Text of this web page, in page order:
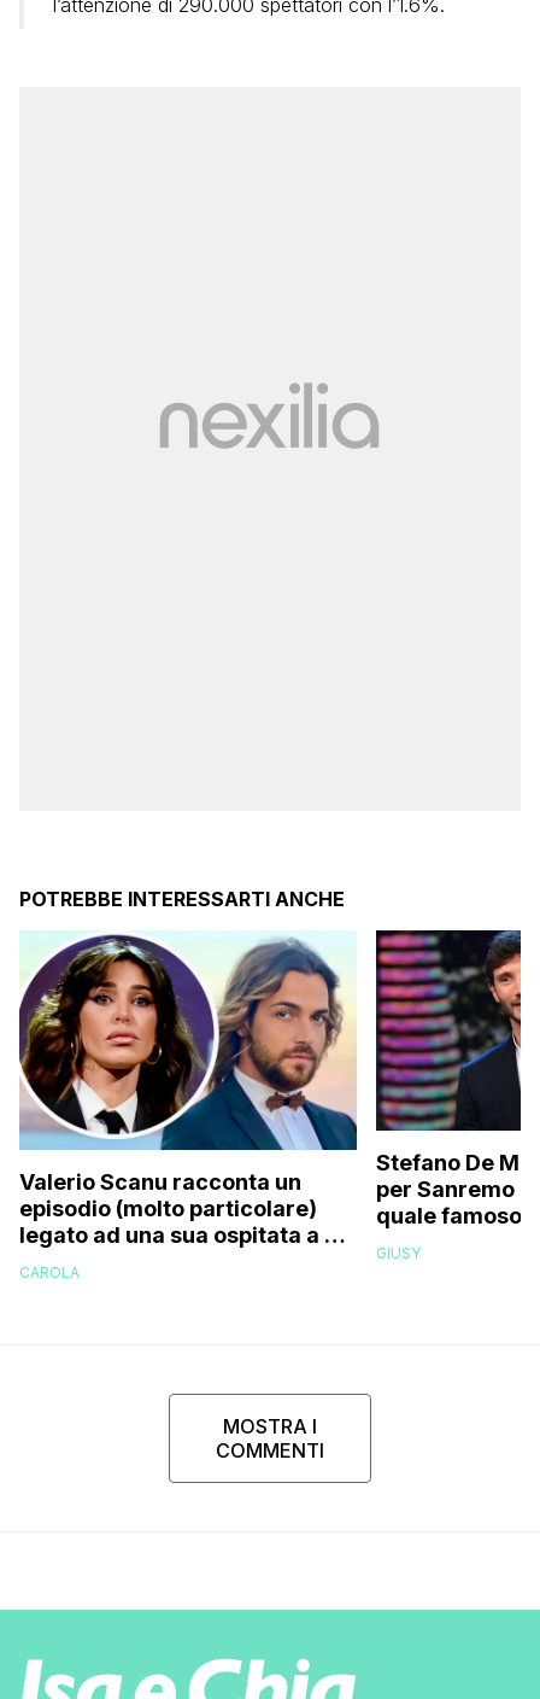
POTREBBE INTERESSARTI ANCHE
Valerio Scanu racconta un
episodio (molto particolare)
legato ad una sua ospitata a Le
Iene mai andata in onda: “Belen
CAROLA
Stefano De
per Sanremo
quale famoso
relativo
GIUSY
MOSTRA I
COMMENTI